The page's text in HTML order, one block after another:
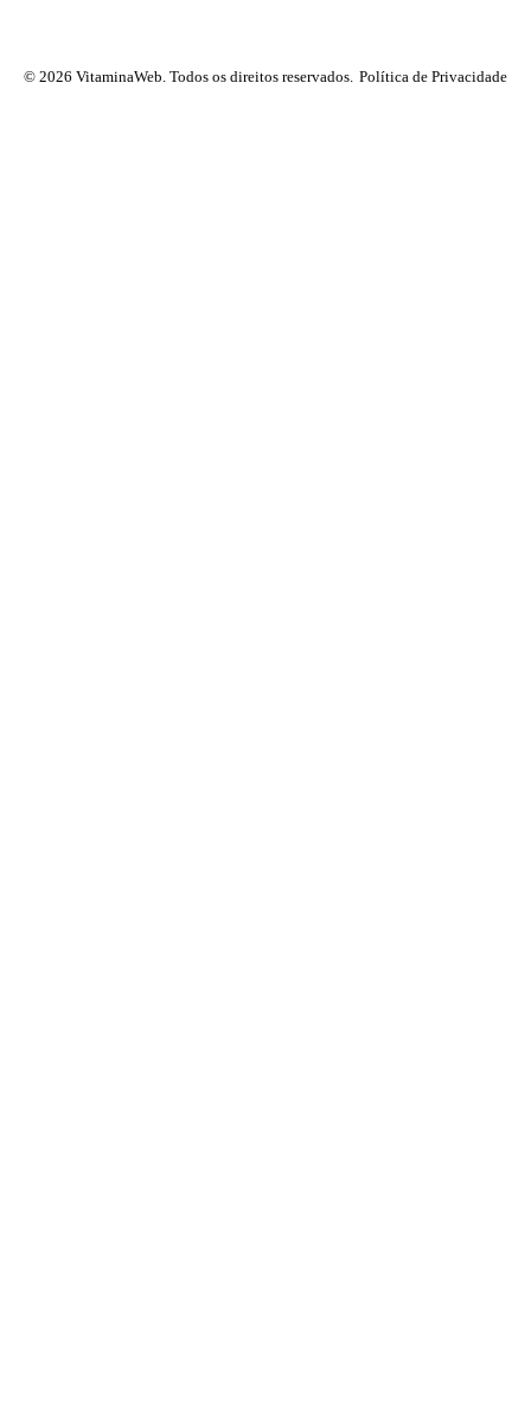
© 2026 VitaminaWeb. Todos os direitos reservados. Política de Privacidade